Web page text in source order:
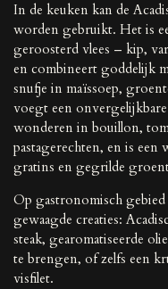
In de keuken kan de
worden gebruikt. Het is
geroosterd vlees – kip,
en combineert goddelijk
snufje in maïssoep,
voegt een
wonderen in bouillon,
pastagerechten, en is
gratins en gegrilde
Op gastronomisch
gewaagde creaties:
steak, gearomatiseerde
te brengen, of zelfs een
visfilet.